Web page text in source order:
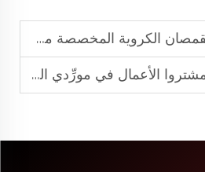
الكروية المخصصة مشاركة الجماهير وولاءها
في مورِّدي القمصان البيسبول المخصصة